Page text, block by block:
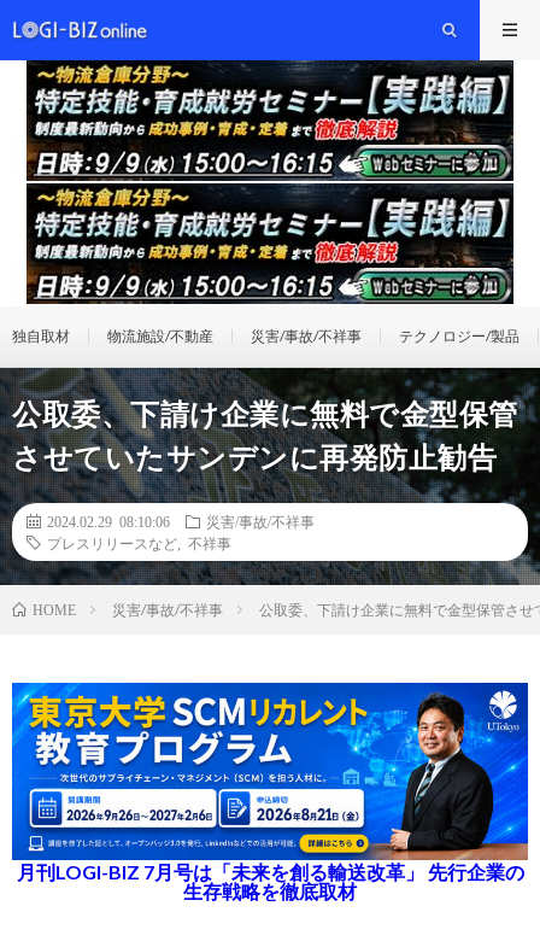
独自取材 物流施設/不動産 災害/事故/不祥事 テクノロジー/製品
公取委、下請け企業に無料で金型保管
させていたサンデンに再発防止勧告
2024.02.29 08:10:06
災害/事故/不祥事
プレスリリースなど
不祥事
HOME 災害/事故/不祥事 公取委、下請け企業に無料で金型保管さ
月刊LOGI-BIZ 7月号は「未来を創る輸送改革」 先行企業の
生存戦略を徹底取材